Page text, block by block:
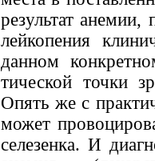
результат
лейкопения
данном
тической точки
Опять же с
может
селезенка. И